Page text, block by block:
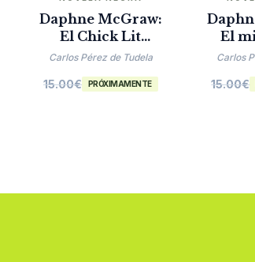
Daphne McGraw:
El Chick Lit
Mortal
Carlos Pérez de Tudela
15.00€ PRÓXIMAMENTE
El
Carlos
15.00€